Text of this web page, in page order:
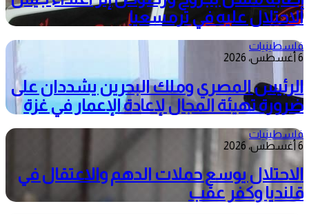
الاحتلال عليه في ترمسعيا
فلسطينيات
6 أغسطس، 2026
الرئيس المصري وملك البحرين يشددان على
ضرورة تهيئة المجال لإعادة الإعمار في غزة
فلسطينيات
6 أغسطس، 2026
الاحتلال يوسع حملات الدهم والاعتقال في
قلنديا وكفر عقب